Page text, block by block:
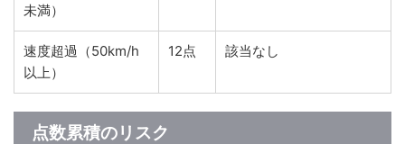
未満）
速度超過（50km/h
以上）
12点 該当なし
点数累積のリスク